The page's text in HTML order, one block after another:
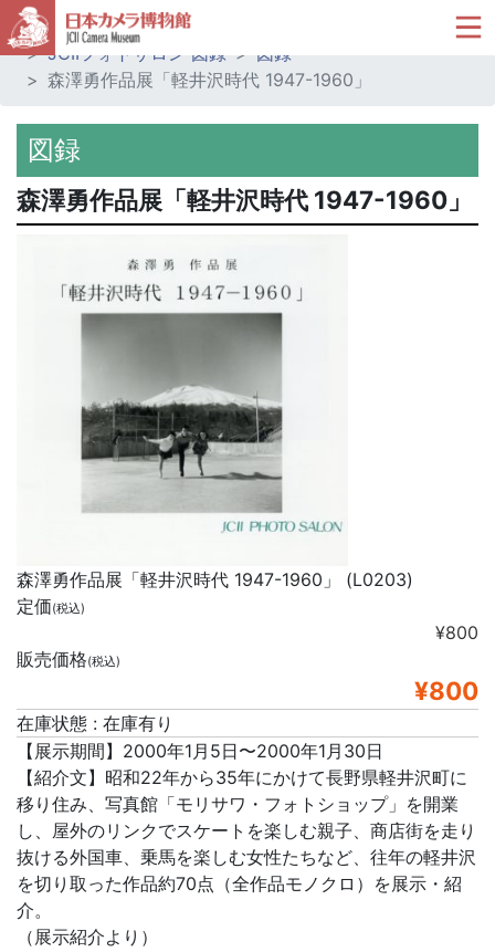
ホーム
ミュージアムショップ
JCIIフォトサロン 図録
図録
森澤勇作品展「軽井沢時代 1947-1960」
図録
森澤勇作品展「軽井沢時代 1947-1960」
森澤勇作品展「軽井沢時代 1947-1960」 (L0203)
定価(税込)
¥800
販売価格(税込)
¥800
在庫状態 : 在庫有り
【展示期間】2000年1月5日〜2000年1月30日
【紹介文】昭和22年から35年にかけて長野県軽井沢町に
移り住み、写真館「モリサワ・フォトショップ」を開業
し、屋外のリンクでスケートを楽しむ親子、商店街を走り
抜ける外国車、乗馬を楽しむ女性たちなど、往年の軽井沢
を切り取った作品約70点（全作品モノクロ）を展示・紹
介。
（展示紹介より）